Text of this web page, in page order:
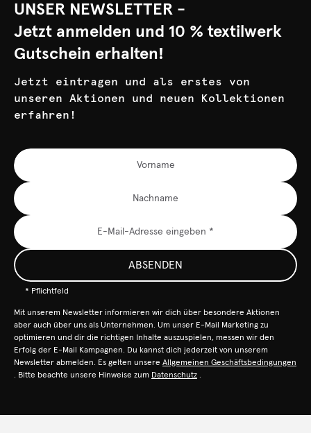
UNSER NEWSLETTER -
Jetzt anmelden und 10 % textilwerk
Gutschein erhalten!
Jetzt eintragen und als erstes von
unseren Aktionen und neuen Kollektionen
erfahren!
ABSENDEN
* Pflichtfeld
Mit unserem Newsletter informieren wir dich über besondere Aktionen
aber auch über uns als Unternehmen. Um unser E-Mail Marketing zu
optimieren und dir die richtigen Inhalte auszuspielen, messen wir den
Erfolg der E-Mail Kampagnen. Du kannst dich jederzeit von unserem
Newsletter abmelden. Es gelten unsere Allgemeinen Geschäftsbedingungen
. Bitte beachte unsere Hinweise zum Datenschutz .